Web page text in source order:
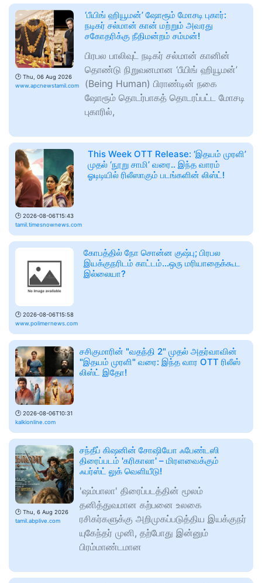
🕑 Thu, 06 Aug 2026
www.apcnewstamil.com
‘பீயிங் ஹியூமன்’ ஷோரூம் மோசடி புகார்:
நடிகர் சல்மான் கான் மற்றும் அவரது
சகோதரிக்கு நீதிமன்றம் சம்மன்!
பிரபல பாலிவுட் நடிகர் சல்மான் கானின்
தொண்டு நிறுவனமான ‘பீயிங் ஹியூமன்’
(Being Human) பிராண்டின் நகை
ஷோரூம் தொடர்பாகத் தொடரப்பட்ட மோசடி
புகாரில்,
🕑 2026-08-06T15:43
tamil.timesnownews.com
This Week OTT Release: ‘இதயம் முரளி’
முதல் ‘நூறு சாமி’ வரை.. இந்த வாரம்
ஓடிடியில் ரிலீஸாகும் படங்களின் லிஸ்ட்!
🕑 2026-08-06T15:58
www.polimernews.com
கோபத்தில் நோ சொன்ன குஷ்பு; பிரபல
இயக்குநரிடம் காட்டம்...ஒரு மரியாதைக்கூட
இல்லையா?
🕑 2026-08-06T10:31
kalkionline.com
சசிகுமாரின் "வதந்தி 2" முதல் அதர்வாவின்
"இதயம் முரளி" வரை: இந்த வார OTT ரிலீஸ்
லிஸ்ட் இதோ!
🕑 Thu, 6 Aug 2026
tamil.abplive.com
சந்தீப் கிஷனின் சோஷியோ ஃபேண்டஸி
திரைப்படம் 'கரிகாலா' – மிரளவைக்கும்
ஃபர்ஸ்ட் லுக் வெளியீடு!
'ஷம்பாலா' திரைப்படத்தின் மூலம்
தனித்துவமான கற்பனை உலகை
ரசிகர்களுக்கு அறிமுகப்படுத்திய இயக்குநர்
யுகேந்தர் முனி, தற்போது இன்னும்
பிரம்மாண்டமான